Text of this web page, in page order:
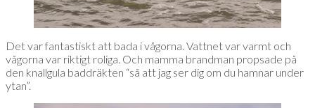
Det var fantastiskt att bada i vågorna. Vattnet var varmt och
vågorna var riktigt roliga. Och mamma brandman propsade på
den knallgula baddräkten “så att jag ser dig om du hamnar under
ytan”.